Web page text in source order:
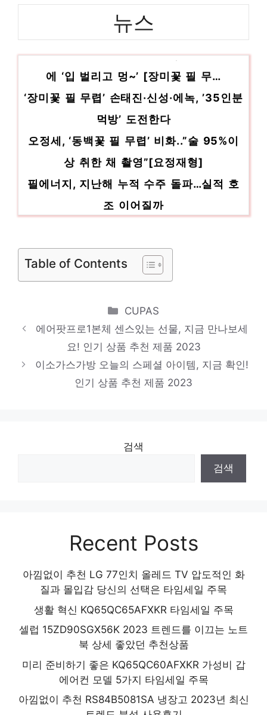
안심깔개매트 품절 위기! 빠르게 잡아라! 인
기 상품 추천 제품 2023
인기 상품 추천 제품 2023
뉴스
에 ‘입 벌리고 멍~’ [장미꽃 필 무…
‘장미꽃 필 무렵’ 손태진·신성·에녹, ’35인분
먹방’ 도전한다
오정세, ‘동백꽃 필 무렵’ 비화..”술 95%이
상 취한 채 촬영”[요정재형]
필에너지, 지난해 누적 수주 돌파…실적 호
조 이어질까
은 소울푸드 공개
대전시립연정국악원 ‘메밀꽃 필 무렵’… 낭만
적인 가을 감성 선사
Table of Contents
Categories
CUPAS
에어팟프로1본체 센스있는 선물, 지금 만나보세
요! 인기 상품 추천 제품 2023
이소가스가방 오늘의 스페셜 아이템, 지금 확인!
인기 상품 추천 제품 2023
검색
검색
Recent Posts
아낌없이 추천 LG 77인치 올레드 TV 압도적인 화
질과 몰입감 당신의 선택은 타임세일 주목
생활 혁신 KQ65QC65AFXKR 타임세일 주목
셀럽 15ZD90SGX56K 2023 트렌드를 이끄는 노트
북 상세 좋았던 추천상품
미리 준비하기 좋은 KQ65QC60AFXKR 가성비 갑
에어컨 모델 5가지 타임세일 주목
아낌없이 추천 RS84B5081SA 냉장고 2023년 최신